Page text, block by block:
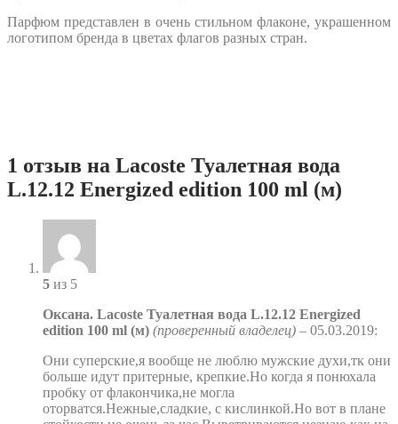
Парфюм представлен в очень стильном флаконе, украшенном
логотипом бренда в цветах флагов разных стран.
1 отзыв на Lacoste Туалетная вода
L.12.12 Energized edition 100 ml (м)
5 из 5
Оксана. Lacoste Туалетная вода L.12.12 Energized
edition 100 ml (м) (проверенный владелец) – 05.03.2019:
Они суперские,я вообще не люблю мужские духи,тк они
больше идут притерные, крепкие.Но когда я понюхала
пробку от флакончика,не могла
оторватся.Нежные,сладкие, с кислинкой.Но вот в плане